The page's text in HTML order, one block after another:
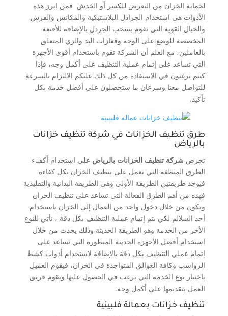
لحماية الخزان من التعرض للكسر أو الخدش فمن ابرز هذه
الأدوات هي استخدام الجرادل البلاستيكية والمكانس والفرش
والحبال القوية التي تقوم بسحب الجردل بالإضافة للأقنعة
المخصصة للوضع على الوجه وقفازات اليد والزي المتعلق
بالعاملين، مع العلم أن الشركة تقوم باستخدام أقوى الأجهزة
التي تساعد على إتمام عملية التنظيف على أكمل وجه، فإذا
كنتم ترغبون في الاستفادة من كل ذلك عليكم الالتزام بالسرعة
للتواصل معنا وسرعان ما ستحصلون على أفضل خدمة بكل
تأكيد.
طرق تنظيف الخزانات في شركة تنظيف خزانات
بالرياض
تحرص شركة تنظيف الخزانات بالرياض على استخدام أكفء
الطرق المنظفة التي تعمل على تنظيف الخزان بكل كفاءة
فيوجد طريقتين الطريقة الأولى وهي الطريقة البدائية والتقليدية
فهذه من أهم الطرق الفعالة التي تساعد على تنظيف الخزان
وتكون من خلال دخول واحد من العمال إلى الخزان باستخدام
أحد السلالم لكي يتم إتمام عملية التنظيف بكل دقة ، نأتي للنوع
الأخر من الخدمة وهو الطريقة الحديثة وذلك يحدث من خلال
استخدام أفضل الأجهزة الحديثة المتطورة التي تساعد على
إتمام عملي التنظيف بكل دقة بالإضافة لاستخدام أدوات كشط
الرواسب وكافة العوالق المتواجدة في الخزان، فيقوم العميل
باختيار نوع الخدمة التي يرغب في الحصول عليها ويقوم فريق
العمل بتقديمها على أكمل وجه.
تنظيف خزانات بعمالة فلبينية